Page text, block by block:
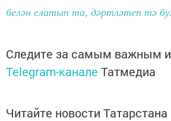
белән елатып та, дәртләтеп тә
Следите за самым важным
Telegram-канале Татмедиа
Читайте новости Татарстана